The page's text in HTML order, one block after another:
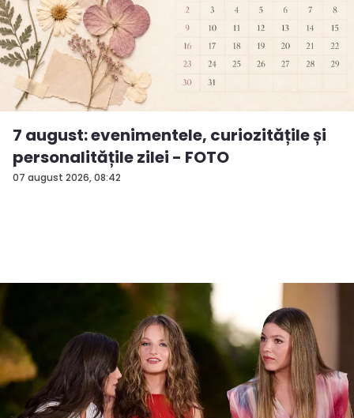
07 august 2026, 08:42
7 august: evenimentele, curiozitățile și
personalitățile zilei - FOTO